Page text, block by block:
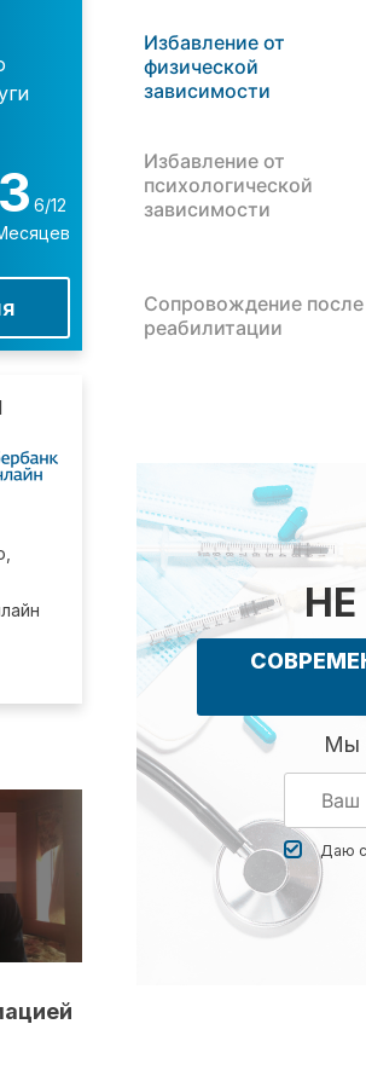
3 6/12
Избавление от
физической
зависимости
Избавление от
психологической
зависимости
Сопровождение после
реабилитации
Мы
Даю